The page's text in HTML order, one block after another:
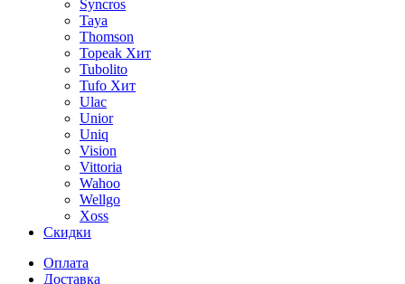
Syncros
Taya
Thomson
Topeak Хит
Tubolito
Tufo Хит
Ulac
Unior
Uniq
Vision
Vittoria
Wahoo
Wellgo
Xoss
Скидки
Оплата
Доставка